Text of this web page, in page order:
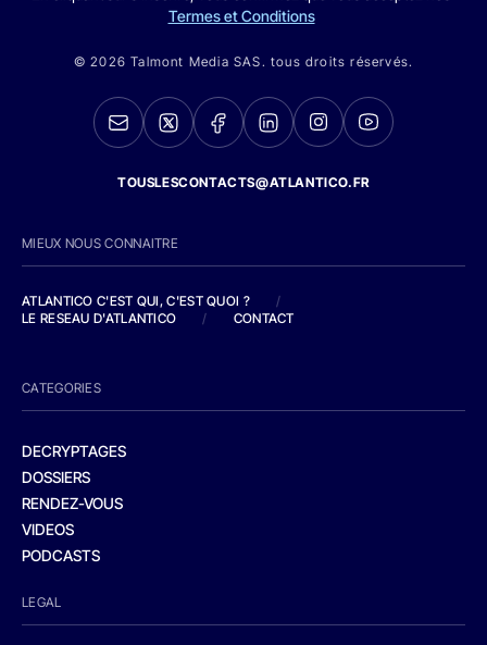
Termes et Conditions
© 2026 Talmont Media SAS. tous droits réservés.
TOUSLESCONTACTS@ATLANTICO.FR
MIEUX NOUS CONNAITRE
ATLANTICO C'EST QUI, C'EST QUOI ?
/
LE RESEAU D'ATLANTICO
/ CONTACT
CATEGORIES
DECRYPTAGES
DOSSIERS
RENDEZ-VOUS
VIDEOS
PODCASTS
LEGAL